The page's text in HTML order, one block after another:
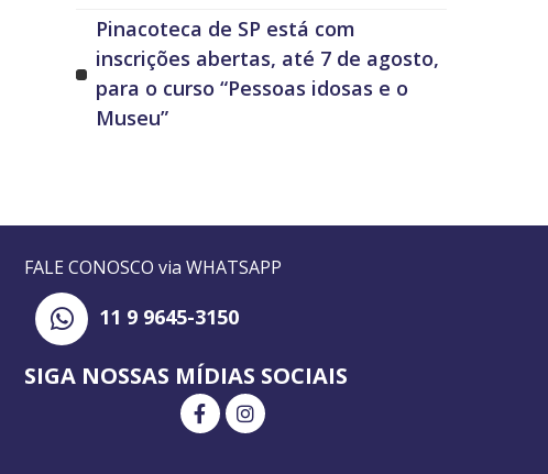
Pinacoteca de SP está com
inscrições abertas, até 7 de agosto,
para o curso “Pessoas idosas e o
Museu”
FALE CONOSCO via WHATSAPP
11 9 9645-3150
SIGA NOSSAS MÍDIAS SOCIAIS